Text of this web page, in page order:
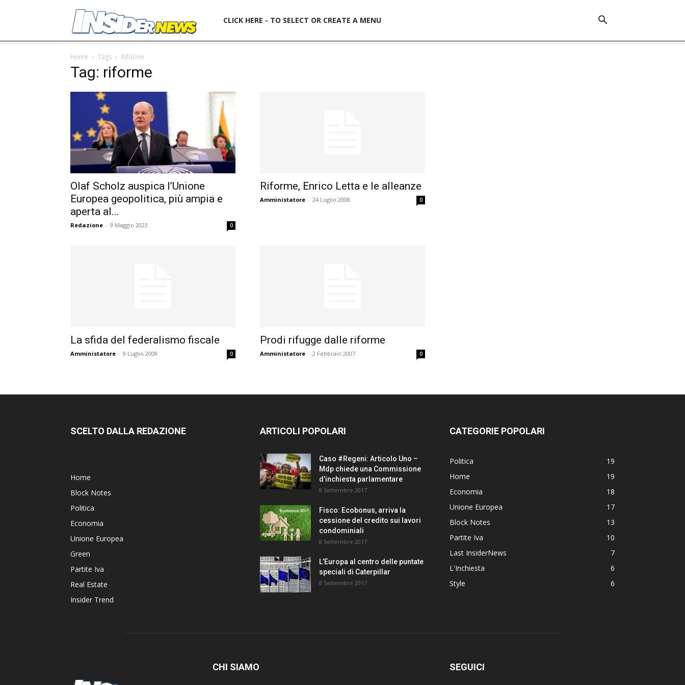
Insidernews
CLICK HERE - TO SELECT OR CREATE A MENU
Home Tags Riforme
Tag: riforme
Olaf Scholz auspica l’Unione
Europea geopolitica, più ampia e
aperta al...
Redazione - 9 Maggio 2023 0
Riforme, Enrico Letta e le alleanze
Amministatore - 24 Luglio 2008 0
La sfida del federalismo fiscale
Amministatore - 9 Luglio 2008 0
Prodi rifugge dalle riforme
Amministatore - 2 Febbraio 2007 0
SCELTO DALLA REDAZIONE
Home
Block Notes
Politica
Economia
Unione Europea
Green
Partite Iva
Real Estate
Insider Trend
ARTICOLI POPOLARI
Caso #Regeni: Articolo Uno –
Mdp chiede una Commissione
d’inchiesta parlamentare
8 Settembre 2017
Fisco: Ecobonus, arriva la
cessione del credito sui lavori
condominiali
8 Settembre 2017
L’Europa al centro delle puntate
speciali di Caterpillar
8 Settembre 2017
CATEGORIE POPOLARI
Politica
19
Home
19
Economia
18
Unione Europea
17
Block Notes
13
Partite Iva
10
Last InsiderNews
7
L'Inchiesta
6
Style
6
CHI SIAMO SEGUICI